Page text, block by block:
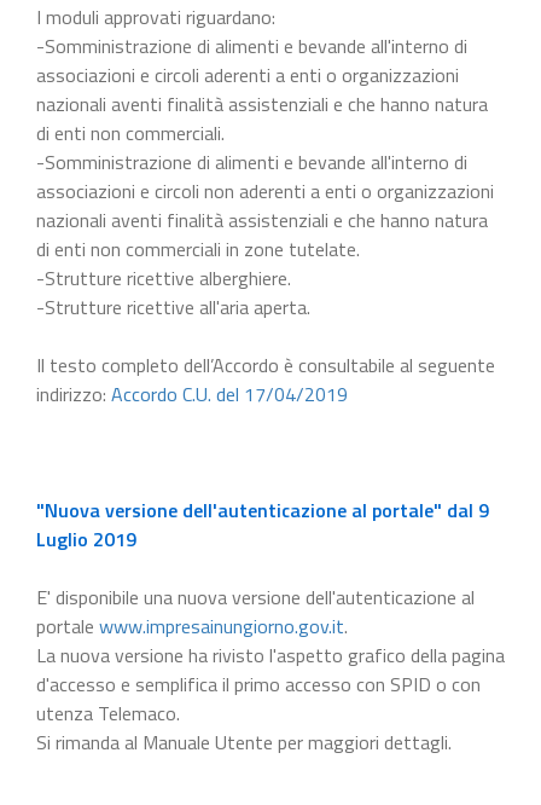
I moduli approvati riguardano:
-Somministrazione di alimenti e bevande all'interno di
associazioni e circoli aderenti a enti o organizzazioni
nazionali aventi finalità assistenziali e che hanno natura
di enti non commerciali.
-Somministrazione di alimenti e bevande all'interno di
associazioni e circoli non aderenti a enti o organizzazioni
nazionali aventi finalità assistenziali e che hanno natura
di enti non commerciali in zone tutelate.
-Strutture ricettive alberghiere.
-Strutture ricettive all'aria aperta.
Il testo completo dell’Accordo è consultabile al seguente
indirizzo: Accordo C.U. del 17/04/2019
"Nuova versione dell'autenticazione al portale" dal 9
Luglio 2019
E' disponibile una nuova versione dell'autenticazione al
portale www.impresainungiorno.gov.it.
La nuova versione ha rivisto l'aspetto grafico della pagina
d'accesso e semplifica il primo accesso con SPID o con
utenza Telemaco.
Si rimanda al Manuale Utente per maggiori dettagli.